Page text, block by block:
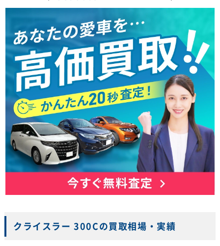
クライスラー 300Cの買取相場・実績